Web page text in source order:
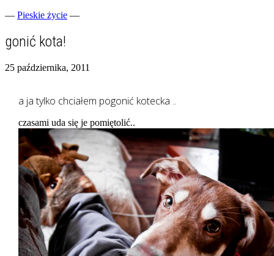
zgranestado.pl
— Pieskie życie —
gonić kota!
25 października, 2011
a ja tylko chciałem pogonić kotecka ..
czasami uda się je pomiętolić..